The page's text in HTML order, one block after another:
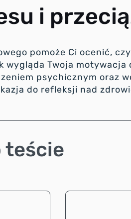
i
pomoże Ci ocenić,
wygląda Twoja motywacja
psychicznym oraz
do refleksji nad
teście